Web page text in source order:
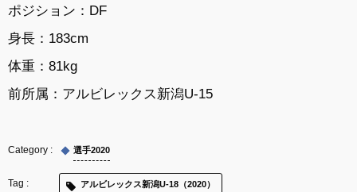
ポジション：DF
身長：183cm
体重：81kg
前所属： アルビレックス新潟U-15
選手2020
アルビレックス新潟U-18（2020）